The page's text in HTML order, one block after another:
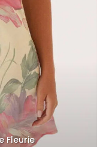
Fleurie